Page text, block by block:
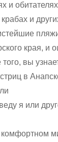
и
и
края, и
вы
в
я или
комфортном